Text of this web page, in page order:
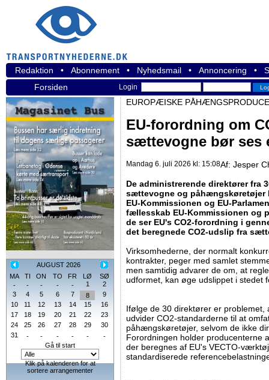
Redaktion • Abonnement • Nyhedsmail • Annoncering •
Forsiden
Login
AUGUST 2026
MA
TI ON TO FR LØ
SØ
-
- - - - 1
2
3
4 5 6 7 8
9
10
11 12 13 14 15
16
17
18 19 20 21 22
23
24
25 26 27 28 29
30
31
- - - - -
-
Gå til start
Klik på kalenderen for at
sortere arrangementer
EUROPÆISKE
EU-forordning om
sættevogne bør ses
Mandag 6. juli 2026 kl: 15:08Af: Jesper
De administrerende direktører fra
sættevogne og
EU-Kommissionen og EU-
fællesskab EU-Kommissionen og
de ser EU's CO2-forordning i
det beregnede CO2-udslip fra
Virksomhederne, der normalt
kontrakter, peger med samlet
men samtidig advarer de om, at
udformet, kan øge udslippet i stedet
Ifølge de 30 direktører er problemet,
udvider CO2-standarderne til at
påhængskøretøjer, selvom de ikke
Forordningen holder producenterne
der beregnes af EU's VECTO-
standardiserede